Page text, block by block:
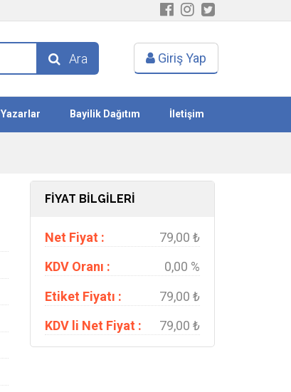
Ara Giriş Yap
Yazarlar Bayilik Dağıtım İletişim
FİYAT BİLGİLERİ
Net Fiyat :
79,00 ₺
KDV Oranı :
0,00 %
Etiket Fiyatı :
79,00 ₺
KDV li Net Fiyat :
79,00 ₺